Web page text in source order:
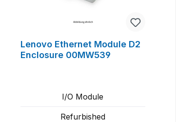
Lenovo Ethernet Module D2
Enclosure 00MW539
I/O Module
Refurbished